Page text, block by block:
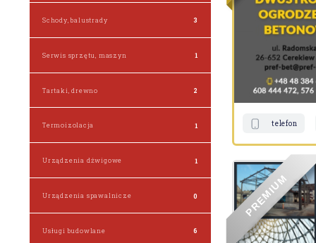
Schody, balustrady 3
Serwis sprzętu, maszyn 1
Tartaki, drewno 2
Termoizolacja 1
Urządzenia dźwigowe 1
Urządzenia spawalnicze 0
Usługi budowlane 6
telefon
P
REM
I
UM